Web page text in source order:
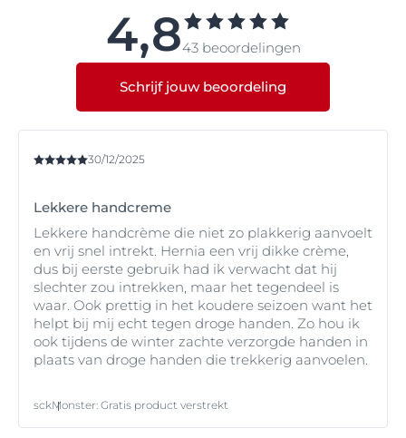
veroorzaakt door een allergische reactie op bepaalde
4,843 beoordelingen
Schrijf jouw beoordeling
30/12/2025
Lekkere handcreme
Lekkere handcrème die niet zo plakkerig aanvoelt
en vrij snel intrekt. Hernia een vrij dikke crème,
dus bij eerste gebruik had ik verwacht dat hij
slechter zou intrekken, maar het tegendeel is
waar. Ook prettig in het koudere seizoen want het
helpt bij mij echt tegen droge handen. Zo hou ik
ook tijdens de winter zachte verzorgde handen in
plaats van droge handen die trekkerig aanvoelen.
sckMonster: Gratis product verstrekt